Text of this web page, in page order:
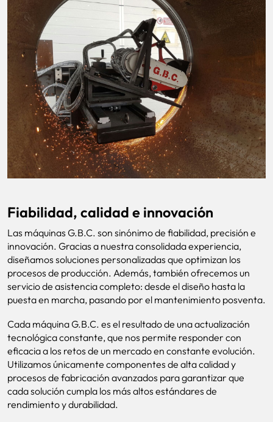
Fiabilidad, calidad e innovación
Las máquinas G.B.C. son sinónimo de fiabilidad, precisión e
innovación. Gracias a nuestra consolidada experiencia,
diseñamos soluciones personalizadas que optimizan los
procesos de producción. Además, también ofrecemos un
servicio de asistencia completo: desde el diseño hasta la
puesta en marcha, pasando por el mantenimiento posventa.
Cada máquina G.B.C. es el resultado de una actualización
tecnológica constante, que nos permite responder con
eficacia a los retos de un mercado en constante evolución.
Utilizamos únicamente componentes de alta calidad y
procesos de fabricación avanzados para garantizar que
cada solución cumpla los más altos estándares de
rendimiento y durabilidad.